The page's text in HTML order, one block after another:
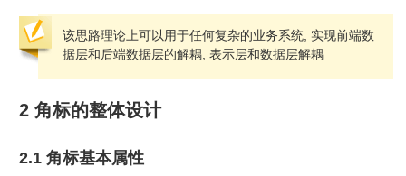
该思路理论上可以用于任何复杂的业务系统, 实现前端数
据层和后端数据层的解耦, 表示层和数据层解耦
2 角标的整体设计
2.1 角标基本属性